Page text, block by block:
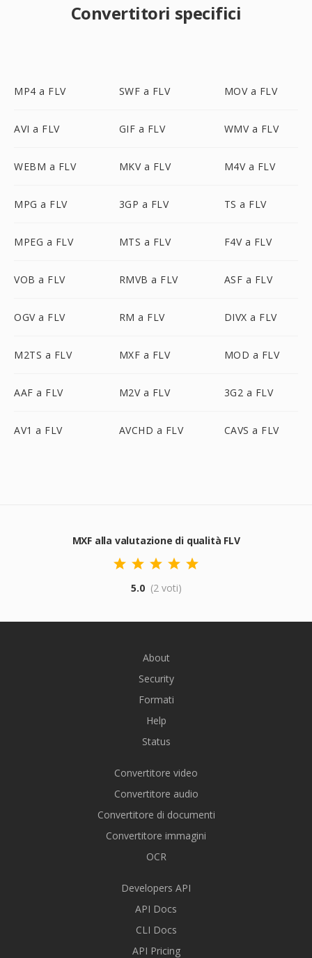
Convertitori specifici
MP4 a FLV SWF a FLV MOV a FLV
AVI a FLV GIF a FLV WMV a FLV
WEBM a FLV MKV a FLV M4V a FLV
MPG a FLV 3GP a FLV TS a FLV
MPEG a FLV MTS a FLV F4V a FLV
VOB a FLV RMVB a FLV ASF a FLV
OGV a FLV RM a FLV DIVX a FLV
M2TS a FLV MXF a FLV MOD a FLV
AAF a FLV M2V a FLV 3G2 a FLV
AV1 a FLV AVCHD a FLV CAVS a FLV
MXF alla valutazione di qualità FLV
5.0 (2 voti)
About
Security
Formati
Help
Status
Convertitore video
Convertitore audio
Convertitore di documenti
Convertitore immagini
OCR
Developers API
API Docs
CLI Docs
API Pricing